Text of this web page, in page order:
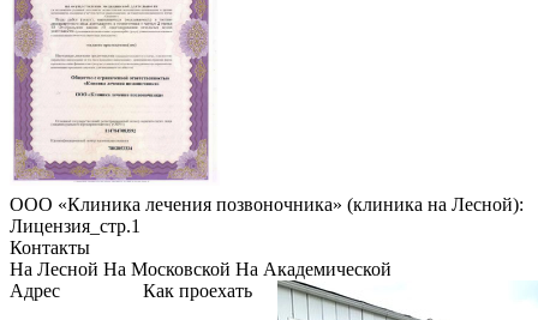
ООО «Клиника лечения позвоночника» (клиника на Лесной):
Лицензия_стр.1
Контакты
На Лесной На Московской На Академической
Адрес
Как проехать